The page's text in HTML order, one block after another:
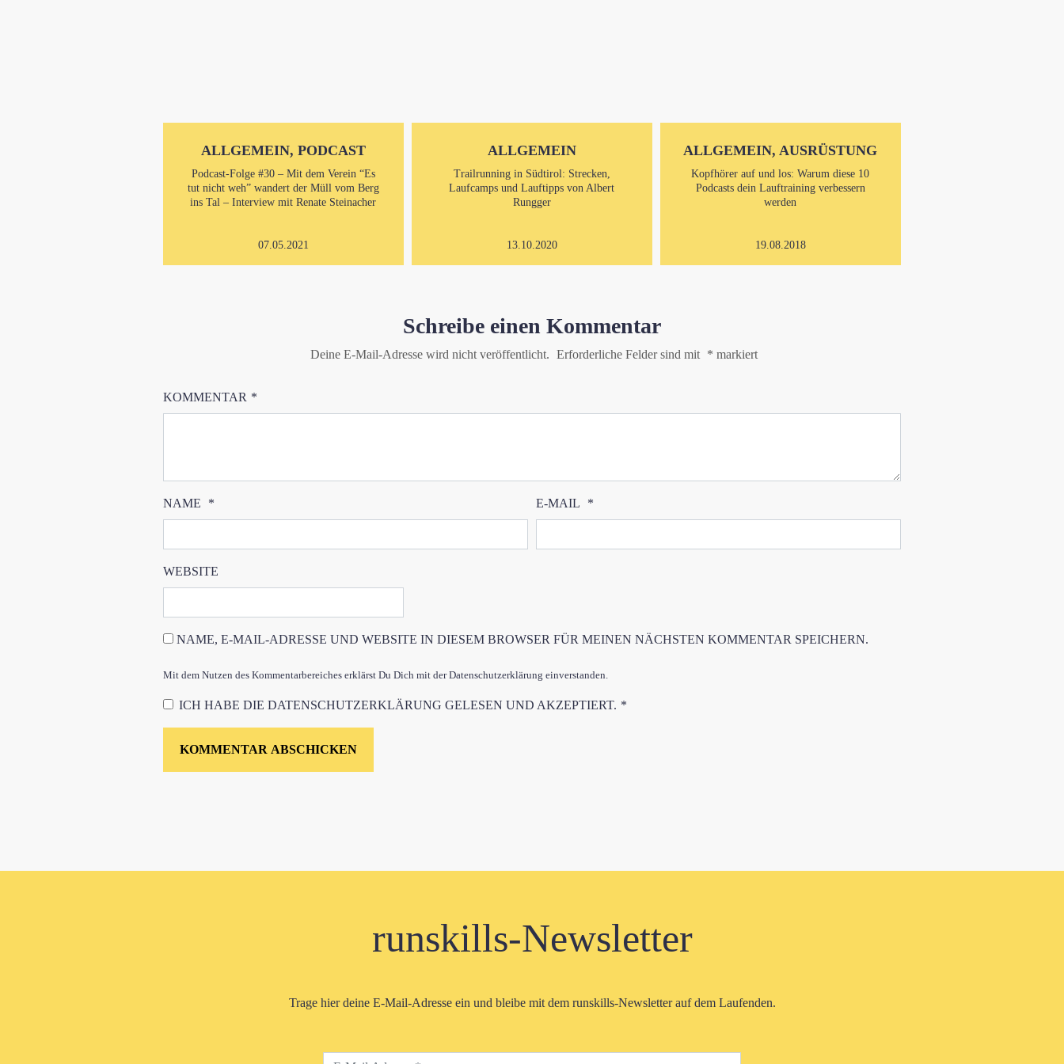
ALLGEMEIN, PODCAST
Podcast-Folge #30 – Mit dem Verein “Es
tut nicht weh” wandert der Müll vom Berg
ins Tal – Interview mit Renate Steinacher
07.05.2021
ALLGEMEIN
Trailrunning in Südtirol: Strecken,
Laufcamps und Lauftipps von Albert
Rungger
13.10.2020
ALLGEMEIN, AUSRÜSTUNG
Kopfhörer auf und los: Warum diese 10
Podcasts dein Lauftraining verbessern
werden
19.08.2018
Schreibe einen Kommentar
Deine E-Mail-Adresse wird nicht veröffentlicht. Erforderliche Felder sind mit * markiert
KOMMENTAR *
NAME * E-MAIL *
WEBSITE
NAME, E-MAIL-ADRESSE UND WEBSITE IN DIESEM BROWSER FÜR MEINEN NÄCHSTEN KOMMENTAR SPEICHERN.
Mit dem Nutzen des Kommentarbereiches erklärst Du Dich mit der Datenschutzerklärung einverstanden.
ICH HABE DIE DATENSCHUTZERKLÄRUNG GELESEN UND AKZEPTIERT. *
runskills-Newsletter
Trage hier deine E-Mail-Adresse ein und bleibe mit dem runskills-Newsletter auf dem Laufenden.